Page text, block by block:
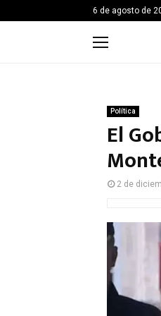
6 de agosto de
Política
El
2 de